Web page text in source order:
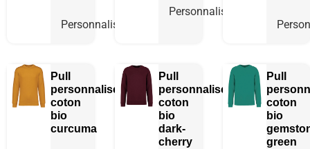
Personnaliser
Personnaliser
Pull
personnalisé
coton
bio
curcuma
Pull
personnalisé
coton
bio
dark-
cherry
Pull
coton
bio
green